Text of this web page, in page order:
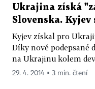
Ukrajina získá
Slovenska.
Kyjev získal pro
Díky nově podepsané
na Ukrajinu kolem
29. 4. 2014 ▪ 3 min. čtení